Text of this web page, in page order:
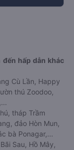
hấp dẫn khác
Cù Lần, Happy
thú Zoodoo,
tháp Trầm
đảo Hòn Mun,
bà Ponagar,...
Sau, Hồ Mây,